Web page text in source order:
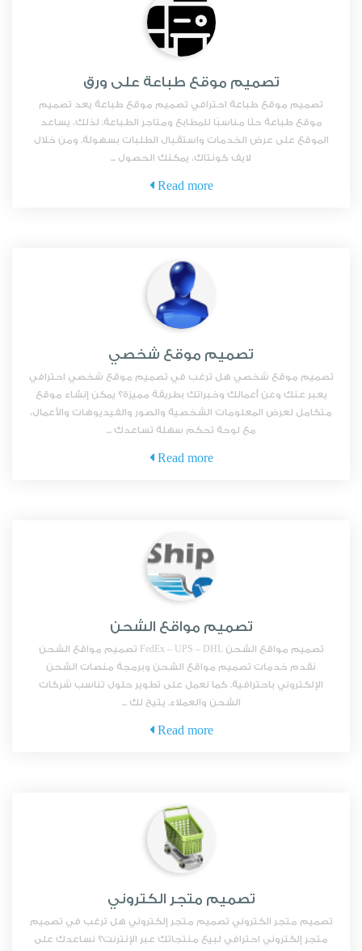
تصميم موقع طباعة على ورق
تصميم موقع طباعة احترافي تصميم موقع طباعة يعد تصميم
موقع طباعة حلًا مناسبًا للمطابع ومتاجر الطباعة. لذلك، يساعد
الموقع على عرض الخدمات واستقبال الطلبات بسهولة. ومن خلال
لايف كونتاك، يمكنك الحصول ...
Read more
تصميم موقع شخصي
تصميم موقع شخصي هل ترغب في تصميم موقع شخصي احترافي
يعبر عنك وعن أعمالك وخبراتك بطريقة مميزة؟ يمكن إنشاء موقع
متكامل لعرض المعلومات الشخصية والصور والفيديوهات والأعمال،
مع لوحة تحكم سهلة تساعدك ...
Read more
تصميم مواقع الشحن
تصميم مواقع الشحن FedEx – UPS – DHL تصميم مواقع الشحن
نقدم خدمات تصميم مواقع الشحن وبرمجة منصات الشحن
الإلكتروني باحترافية. كما نعمل على تطوير حلول تناسب شركات
الشحن والعملاء. يتيح لك ...
Read more
تصميم متجر الكتروني
تصميم متجر الكتروني تصميم متجر إلكتروني هل ترغب في تصميم
متجر إلكتروني احترافي لبيع منتجاتك عبر الإنترنت؟ نساعدك على